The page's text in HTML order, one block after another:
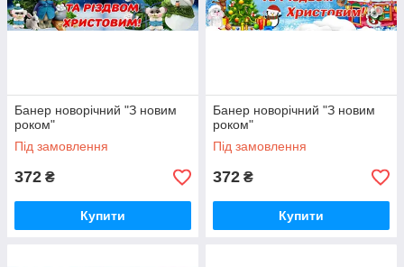
Банер новорічний "З новим
роком"
Під замовлення
372 ₴
Купити
Банер новорічний "З новим
роком"
Під замовлення
372 ₴
Купити